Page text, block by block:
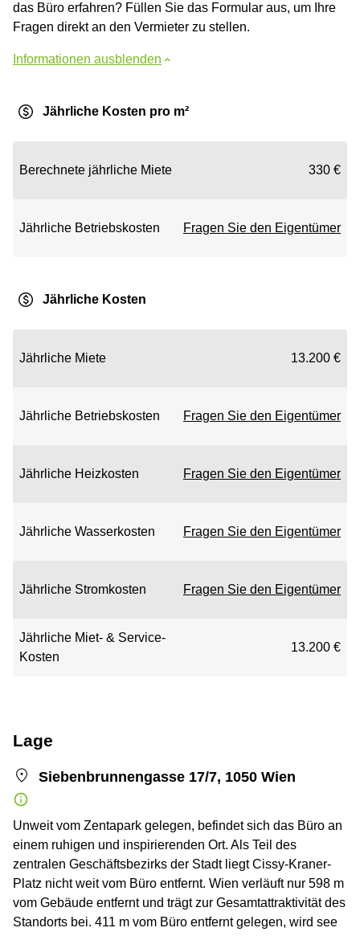
das Büro erfahren? Füllen Sie das Formular aus, um Ihre
Fragen direkt an den Vermieter zu stellen.
Informationen ausblenden
Jährliche Kosten pro m²
Berechnete jährliche Miete 330 €
Jährliche Betriebskosten Fragen Sie den Eigentümer
Jährliche Kosten
Jährliche Miete 13.200 €
Jährliche Betriebskosten Fragen Sie den Eigentümer
Jährliche Heizkosten Fragen Sie den Eigentümer
Jährliche Wasserkosten Fragen Sie den Eigentümer
Jährliche Stromkosten Fragen Sie den Eigentümer
Jährliche Miet- & Service-
Kosten
13.200 €
Lage
Siebenbrunnengasse 17/7, 1050 Wien
Unweit vom Zentapark gelegen, befindet sich das Büro an
einem ruhigen und inspirierenden Ort. Als Teil des
zentralen Geschäftsbezirks der Stadt liegt Cissy-Kraner-
Platz nicht weit vom Büro entfernt. Wien verläuft nur 598 m
vom Gebäude entfernt und trägt zur Gesamtattraktivität des
Standorts bei. 411 m vom Büro entfernt gelegen, wird see